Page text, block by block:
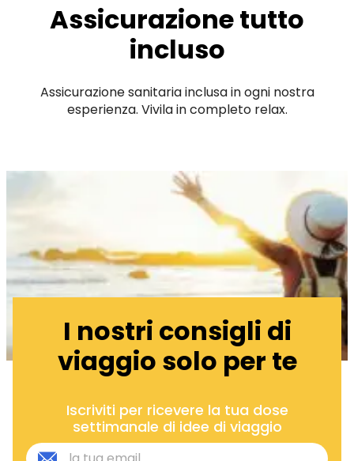
Assicurazione tutto
incluso
Assicurazione sanitaria inclusa in ogni nostra
esperienza. Vivila in completo relax.
I nostri consigli di
viaggio solo per te
Iscriviti per ricevere la tua dose
settimanale di idee di viaggio